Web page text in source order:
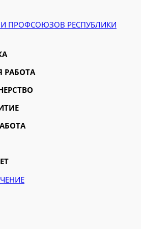
ПРОФСОЮЗОВ РЕСПУБЛИКИ
РАБОТА